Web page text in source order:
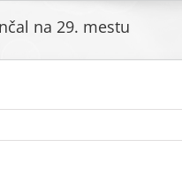
na 29. mestu